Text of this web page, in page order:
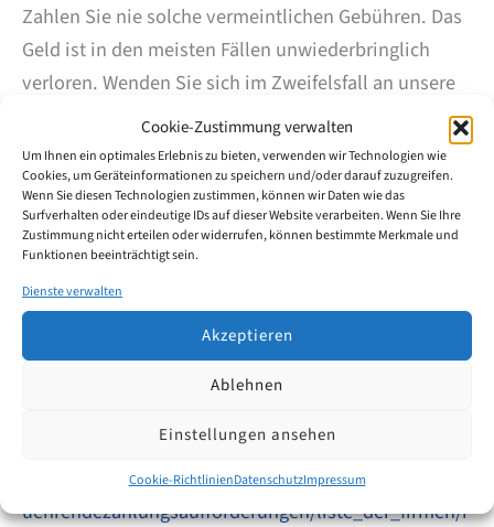
Cookie-Zustimmung verwalten
Um Ihnen ein optimales Erlebnis zu bieten, verwenden wir Technologien wie
Cookies, um Geräteinformationen zu speichern und/oder darauf zuzugreifen.
Wenn Sie diesen Technologien zustimmen, können wir Daten wie das
Surfverhalten oder eindeutige IDs auf dieser Website verarbeiten. Wenn Sie Ihre
Zustimmung nicht erteilen oder widerrufen, können bestimmte Merkmale und
Funktionen beeinträchtigt sein.
Dienste verwalten
Akzeptieren
Ablehnen
Einstellungen ansehen
Cookie-RichtlinienDatenschutzImpressum
Zahlen Sie nie solche vermeintlichen Gebühren. Das
Geld ist in den meisten Fällen unwiederbringlich
verloren. Wenden Sie sich im Zweifelsfall an unsere
Kanzlei. Wenn Sie WMW als Vertreter bestellt haben,
werden alle Zahlungen von Ämtern über unsere
Kanzlei abgewickelt. Nur in sehr seltenen Fällen
werden Sie direkt von Ämtern angeschrieben, aber
nie für Zahlungen, sofern Sie einen Vertreter bestellt
haben. Das Deutsche Patent- und Markenamt, das
Europäische Patentamt und die WIPO führen jeweils
Listen von Firmen, die aufgrund solcher
irreführenden Zahlungsaufforderungen gemeldet
https://www.dpma.de/dpma/service/gebuehren/irref
uehrendezahlungsaufforderungen/liste_der_firmen/i